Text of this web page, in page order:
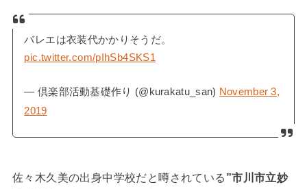
バレエは衣装代かかりそうだ。
pic.twitter.com/pIhSb4SKS1
— 倶楽部活動基礎作り (@kurakatu_san) November 3,
2019
佐々木久美の出身中学校だと噂されている ”市川市立妙